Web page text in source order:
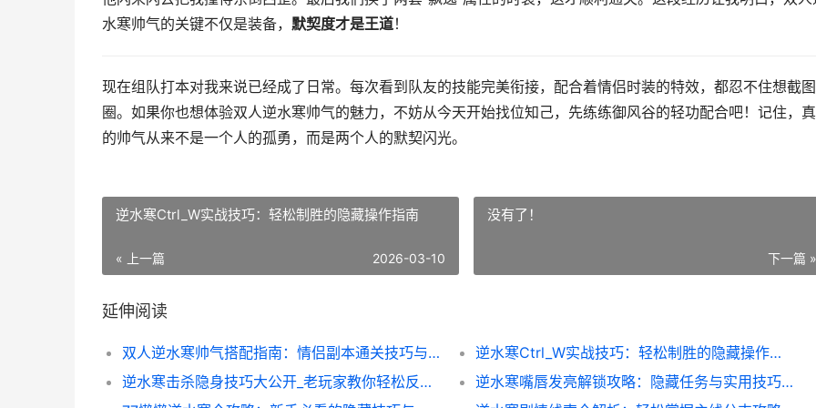
水寒帅气的关键不仅是装备， 默契度才是王道！
现在组队打本对我来说已经成了日常。每次看到队友的技能完美衔接，配合着情侣时装的特效，都忍不住想截
圈。如果你也想体验双人逆水寒帅气的魅力，不妨从今天开始找位知己，先练练御风谷的轻功配合吧！记住，
的帅气从来不是一个人的孤勇，而是两个人的默契闪光。
逆水寒Ctrl_W实战技巧：轻松制胜的隐藏操作指南
« 上一篇 2026-03-10
没有了！
下一篇 »
延伸阅读
双人逆水寒帅气搭配指南：情侣副本通关技巧与造型搭配
逆水寒Ctrl_W实战技巧：轻松制胜的隐藏操作指南
逆水寒击杀隐身技巧大公开_老玩家教你轻松反制隐身BOSS
逆水寒嘴唇发亮解锁攻略：隐藏任务与实用技巧全解析